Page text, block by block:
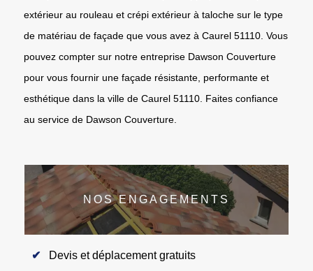
extérieur au rouleau et crépi extérieur à taloche sur le type
de matériau de façade que vous avez à Caurel 51110. Vous
pouvez compter sur notre entreprise Dawson Couverture
pour vous fournir une façade résistante, performante et
esthétique dans la ville de Caurel 51110. Faites confiance
au service de Dawson Couverture.
NOS ENGAGEMENTS
Devis et déplacement gratuits